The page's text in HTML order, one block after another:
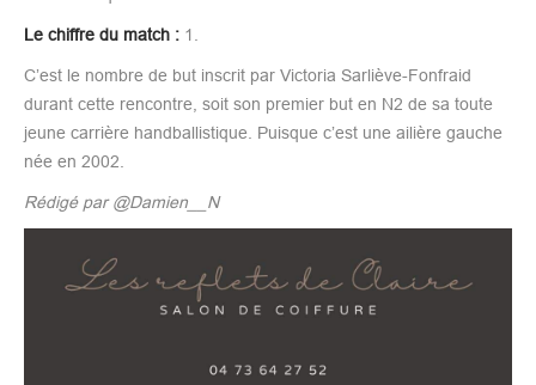
Le chiffre du match : 1.
C’est le nombre de but inscrit par Victoria Sarliève-Fonfraid
durant cette rencontre, soit son premier but en N2 de sa toute
jeune carrière handballistique. Puisque c’est une ailière gauche
née en 2002.
Rédigé par @Damien__N